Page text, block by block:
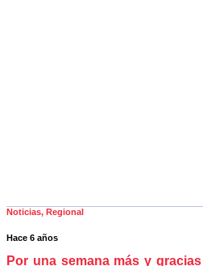
Noticias, Regional
Hace 6 años
Por una semana más y